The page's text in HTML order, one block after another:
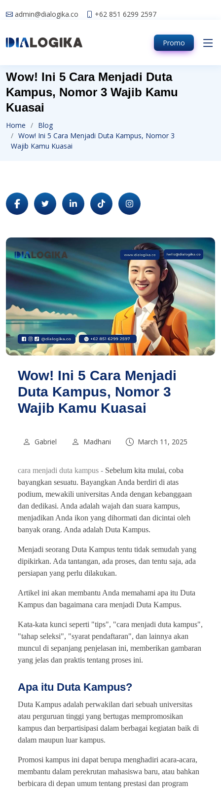
admin@dialogika.co +62 851 6299 2597
Promo
Wow! Ini 5 Cara Menjadi Duta
Kampus, Nomor 3 Wajib Kamu
Kuasai
Home
Blog
Wow! Ini 5 Cara Menjadi Duta Kampus, Nomor 3
Wajib Kamu Kuasai
Wow! Ini 5 Cara Menjadi
Duta Kampus, Nomor 3
Wajib Kamu Kuasai
Gabriel Madhani March 11, 2025
cara menjadi duta kampus - Sebelum kita mulai, coba
bayangkan sesuatu. Bayangkan Anda berdiri di atas
podium, mewakili universitas Anda dengan kebanggaan
dan dedikasi. Anda adalah wajah dan suara kampus,
menjadikan Anda ikon yang dihormati dan dicintai oleh
banyak orang. Anda adalah Duta Kampus.
Menjadi seorang Duta Kampus tentu tidak semudah yang
dipikirkan. Ada tantangan, ada proses, dan tentu saja, ada
persiapan yang perlu dilakukan.
Artikel ini akan membantu Anda memahami apa itu Duta
Kampus dan bagaimana cara menjadi Duta Kampus.
Kata-kata kunci seperti "tips", "cara menjadi duta kampus",
"tahap seleksi", "syarat pendaftaran", dan lainnya akan
muncul di sepanjang penjelasan ini, memberikan gambaran
yang jelas dan praktis tentang proses ini.
Apa itu Duta Kampus?
Duta Kampus adalah perwakilan dari sebuah universitas
atau perguruan tinggi yang bertugas mempromosikan
kampus dan berpartisipasi dalam berbagai kegiatan baik di
dalam maupun luar kampus.
Promosi kampus ini dapat berupa menghadiri acara-acara,
membantu dalam perekrutan mahasiswa baru, atau bahkan
berbicara di depan umum tentang prestasi dan program